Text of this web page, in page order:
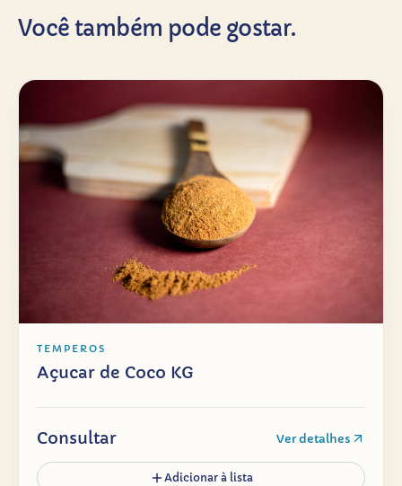
Você também pode gostar.
TEMPEROS
Açucar de Coco KG
Consultar Ver detalhes
Adicionar à lista